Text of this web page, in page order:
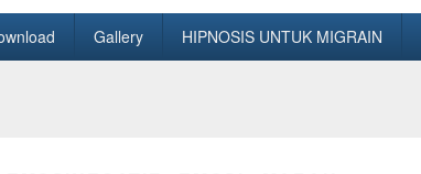
Gallery HIPNOSIS UNTUK MIGRAIN